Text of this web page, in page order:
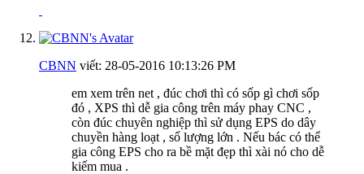
CBNN viết: 28-05-2016 10:13:26 PM
em xem trên net , đúc chơi thì có sốp gì chơi sốp
đó , XPS thì dễ gia công trên máy phay CNC ,
còn đúc chuyên nghiệp thì sử dụng EPS do dây
chuyền hàng loạt , số lượng lớn . Nếu bác có thể
gia công EPS cho ra bề mặt đẹp thì xài nó cho dễ
kiếm mua .